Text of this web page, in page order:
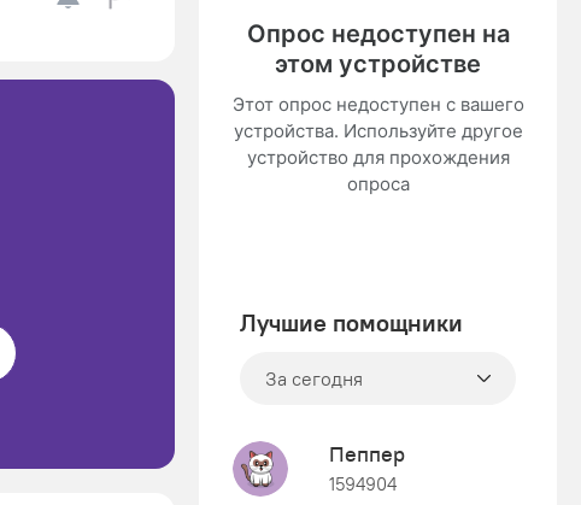
Лучшие помощники
За сегодня
Пеппер
1594904